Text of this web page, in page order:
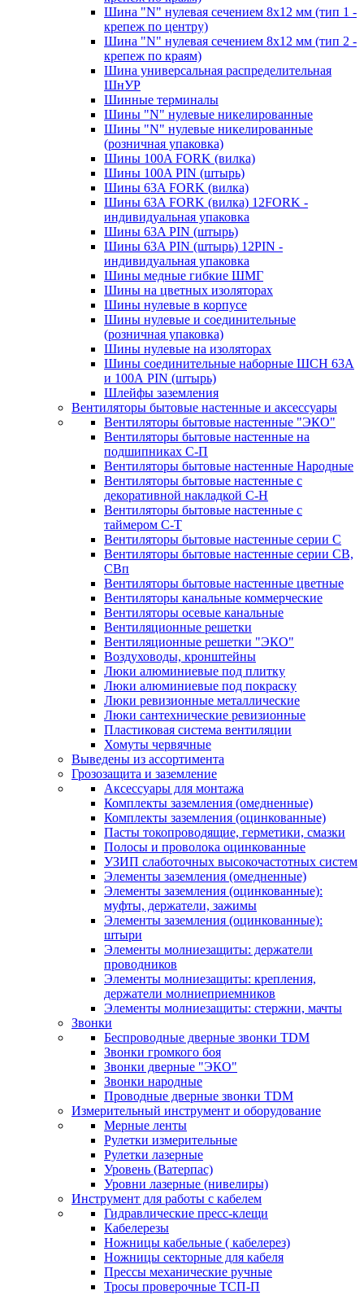
Шина "N" нулевая сечением 8х12 мм (тип 1 -
крепеж по центру)
Шина "N" нулевая сечением 8х12 мм (тип 2 -
крепеж по краям)
Шина универсальная распределительная
ШнУР
Шинные терминалы
Шины "N" нулевые никелированные
Шины "N" нулевые никелированные
(розничная упаковка)
Шины 100A FORK (вилка)
Шины 100A PIN (штырь)
Шины 63A FORK (вилка)
Шины 63A FORK (вилка) 12FORK -
индивидуальная упаковка
Шины 63A PIN (штырь)
Шины 63A PIN (штырь) 12PIN -
индивидуальная упаковка
Шины медные гибкие ШМГ
Шины на цветных изоляторах
Шины нулевые в корпусе
Шины нулевые и соединительные
(розничная упаковка)
Шины нулевые на изоляторах
Шины соединительные наборные ШСН 63A
и 100А PIN (штырь)
Шлейфы заземления
Вентиляторы бытовые настенные и аксессуары
Вентиляторы бытовые настенные "ЭКО"
Вентиляторы бытовые настенные на
подшипниках С-П
Вентиляторы бытовые настенные Народные
Вентиляторы бытовые настенные с
декоративной накладкой С-Н
Вентиляторы бытовые настенные с
таймером С-Т
Вентиляторы бытовые настенные серии С
Вентиляторы бытовые настенные серии СВ,
СВп
Вентиляторы бытовые настенные цветные
Вентиляторы канальные коммерческие
Вентиляторы осевые канальные
Вентиляционные решетки
Вентиляционные решетки "ЭКО"
Воздуховоды, кронштейны
Люки алюминиевые под плитку
Люки алюминиевые под покраску
Люки ревизионные металлические
Люки сантехнические ревизионные
Пластиковая система вентиляции
Хомуты червячные
Выведены из ассортимента
Грозозащита и заземление
Аксессуары для монтажа
Комплекты заземления (омедненные)
Комплекты заземления (оцинкованные)
Пасты токопроводящие, герметики, смазки
Полосы и проволока оцинкованные
УЗИП слаботочных высокочастотных систем
Элементы заземления (омедненные)
Элементы заземления (оцинкованные):
муфты, держатели, зажимы
Элементы заземления (оцинкованные):
штыри
Элементы молниезащиты: держатели
проводников
Элементы молниезащиты: крепления,
держатели молниеприемников
Элементы молниезащиты: стержни, мачты
Звонки
Беспроводные дверные звонки TDM
Звонки громкого боя
Звонки дверные "ЭКО"
Звонки народные
Проводные дверные звонки TDM
Измерительный инструмент и оборудование
Мерные ленты
Рулетки измерительные
Рулетки лазерные
Уровень (Ватерпас)
Уровни лазерные (нивелиры)
Инструмент для работы с кабелем
Гидравлические пресс-клещи
Кабелерезы
Ножницы кабельные ( кабелерез)
Ножницы секторные для кабеля
Прессы механические ручные
Тросы проверочные ТСП-П